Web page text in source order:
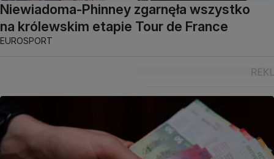
Niewiadoma-Phinney zgarnęła wszystko
na królewskim etapie Tour de France
EUROSPORT